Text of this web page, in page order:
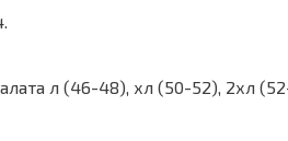
л (46-48), хл (50-52), 2хл